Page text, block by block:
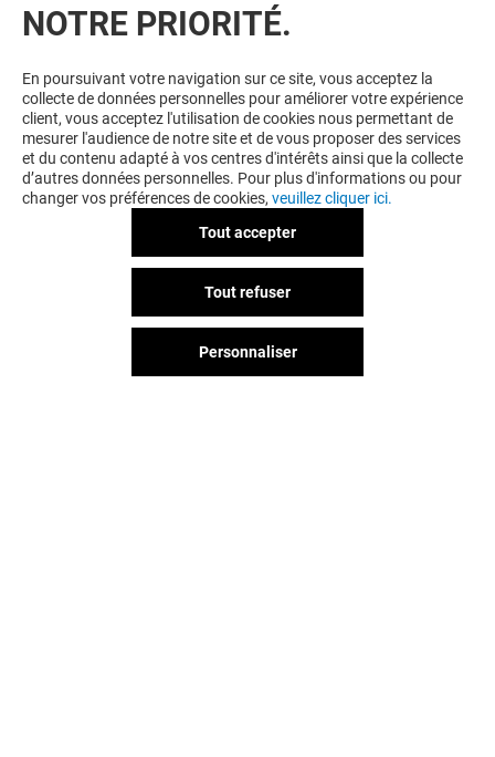
NOTRE PRIORITÉ.
En poursuivant votre navigation sur ce site, vous acceptez la
collecte de données personnelles pour améliorer votre expérience
client, vous acceptez l'utilisation de cookies nous permettant de
mesurer l'audience de notre site et de vous proposer des services
et du contenu adapté à vos centres d'intérêts ainsi que la collecte
d’autres données personnelles. Pour plus d'informations ou pour
changer vos préférences de cookies, veuillez cliquer ici.
Tout accepter
Tout refuser
Personnaliser